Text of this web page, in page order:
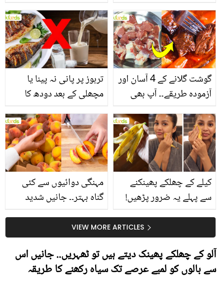
انگیز طبی فوائد
تربوز پر پانی نہ پینا یا
مچھلی کے بعد دودھ کا
سے متعلق غلط فہمیوں کی
حقیقت کیا ہے اور افواہ
کیا؟
گوشت گلانے کے 4 آسان اور
آزمودہ طریقے۔۔ آپ بھی
بتائے راز
مہنگی دوائیوں سے کئی
گناہ بہتر۔۔ جانیں شدید
کیوں کھانا چاہیے؟
کیلے کے چھلکے پھینکنے
سے پہلے یہ ضرور پڑھیں!
سستا اور قدرتی حلVIEW MORE ARTICLES
آلو کے چھلکے پھینک دیتے ہیں تو ٹھہریں.. جانیں اس
سے بالوں کو لمبے عرصے تک سیاہ رکھنے کا طریقہ